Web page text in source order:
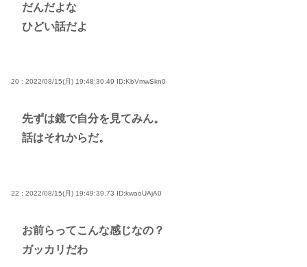
だんだよな
ひどい話だよ
20 : 2022/08/15(月) 19:48:30.49 ID:KbVmwSkn0
先ずは鏡で自分を見てみん。
話はそれからだ。
22 : 2022/08/15(月) 19:49:39.73 ID:kwaoUAjA0
お前らってこんな感じなの？
ガッカリだわ